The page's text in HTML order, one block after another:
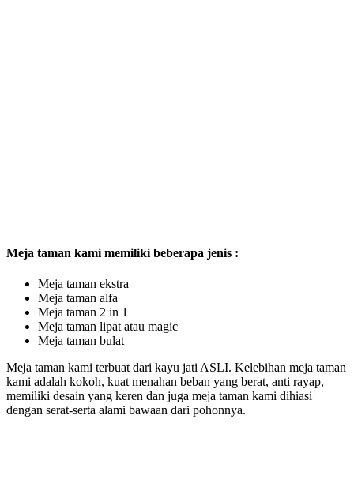
Meja taman kami memiliki beberapa jenis :
Meja taman ekstra
Meja taman alfa
Meja taman 2 in 1
Meja taman lipat atau magic
Meja taman bulat
Meja taman kami terbuat dari kayu jati ASLI. Kelebihan meja taman
kami adalah kokoh, kuat menahan beban yang berat, anti rayap,
memiliki desain yang keren dan juga meja taman kami dihiasi
dengan serat-serta alami bawaan dari pohonnya.